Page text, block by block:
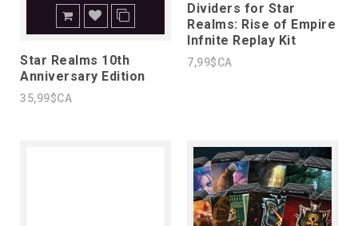
Star Realms 10th
Anniversary Edition
35,99$CA
Dividers for Star
Realms: Rise of Empire
Infnite Replay Kit
7,99$CA